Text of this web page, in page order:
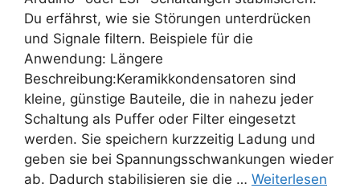
Du erfährst, wie sie Störungen unterdrücken
und Signale filtern. Beispiele für die
Anwendung: Längere
Beschreibung:Keramikkondensatoren sind
kleine, günstige Bauteile, die in nahezu jeder
Schaltung als Puffer oder Filter eingesetzt
werden. Sie speichern kurzzeitig Ladung und
geben sie bei Spannungsschwankungen wieder
ab. Dadurch stabilisieren sie die … Weiterlesen